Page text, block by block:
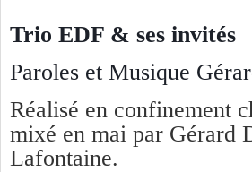
Trio EDF & ses invités
Paroles et Musique
Réalisé en confinement
mixé en mai par Gérard
Lafontaine.